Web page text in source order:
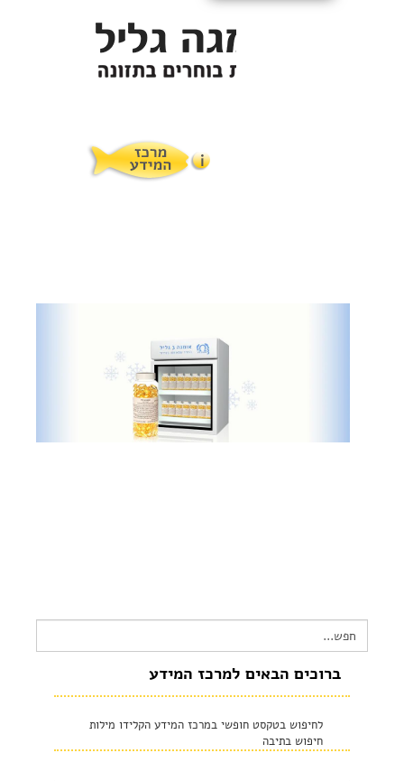
פרוטוקול אומגה
מרכז המטפלים
מרכז המידע
צור קשר
Search
for:
ברוכים הבאים למרכז המידע
לחיפוש בטקסט חופשי במרכז המידע הקלידו מילות
חיפוש בתיבה